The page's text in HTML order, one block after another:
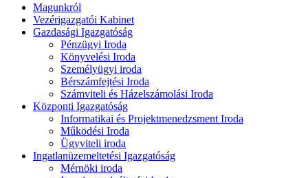
Magunkról
Vezérigazgatói Kabinet
Gazdasági Igazgatóság
Pénzügyi Iroda
Könyvelési Iroda
Személyügyi iroda
Bérszámfejtési Iroda
Számviteli és Házelszámolási Iroda
Központi Igazgatóság
Informatikai és Projektmenedzsment Iroda
Működési Iroda
Ügyviteli iroda
Ingatlanüzemeltetési Igazgatóság
Mérnöki iroda